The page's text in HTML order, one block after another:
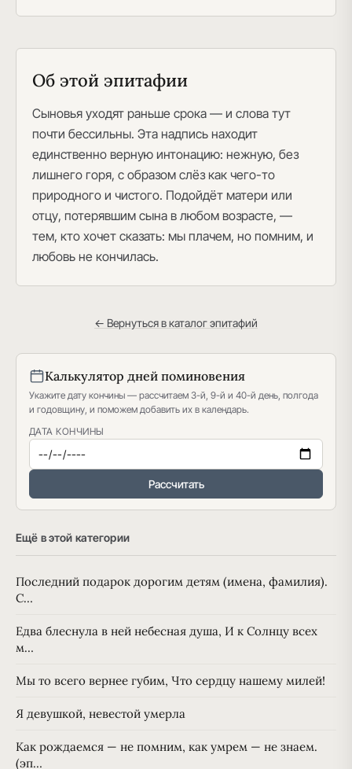
Об этой эпитафии
Сыновья уходят раньше срока — и слова тут
почти бессильны. Эта надпись находит
единственно верную интонацию: нежную, без
лишнего горя, с образом слёз как чего-то
природного и чистого. Подойдёт матери или
отцу, потерявшим сына в любом возрасте, —
тем, кто хочет сказать: мы плачем, но помним, и
любовь не кончилась.
← Вернуться в каталог эпитафий
Калькулятор дней поминовения
Укажите дату кончины — рассчитаем 3-й, 9-й и 40-й день, полгода
и годовщину, и поможем добавить их в календарь.
ДАТА КОНЧИНЫ
Рассчитать
Ещё в этой категории
Последний подарок дорогим детям (имена, фамилия).
С…
Едва блеснула в ней небесная душа, И к Солнцу всех
м…
Мы то всего вернее губим, Что сердцу нашему милей!
Я девушкой, невестой умерла
Как рождаемся — не помним, как умрем — не знаем.
(эп…